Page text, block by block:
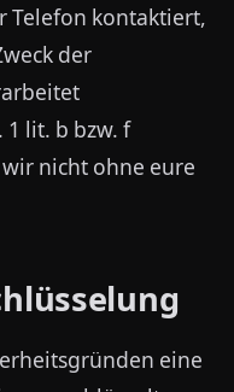
Telefon kontaktiert,
der
1 lit. b bzw. f
wir nicht ohne eure
eine